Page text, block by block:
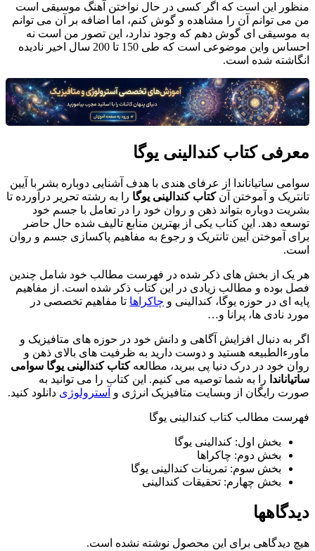
منظور این است که اگر کسی در حال نواختن آهنگ موسیقی است
من می توانم آن را مشاهده و گوش کنم، اما اضافه بر آن می توانم
به موسیقی ای گوش دهم که وجود ندارد، این تصور من است نه
احساس واین موضوعی است که طی 150 تا 200 سال اخیر نادیده
انگاشته شده است.
معرفی کتاب کندالینی یوگا
سوامی ساتیاناندا از عرفای هندی با هدف آشنایی دوباره بشر با آیین
تانتریک و آموختن آنکتاب کندالینی یوگا را به رشته تحریر درآورده تا
بشریت دوباره بتواند ذهن و روان خود را در تعامل با جسم خود
توسعه دهد. این کتاب یکی از بهترین منابع تالیف شده حال حاضر
برای آموختن آیین تانتریک و رجوع به مفاهیم پاکسازی جسم و روان
است.
هر یک از بخش های ذکر شده در فهرست مطالب خود شامل چندین
فصل بوده و مطالب زیادی در این کتاب ذکر شده است. از مفاهیم
پایه ای در حوزه یوگا، کندالینی و چاکراها تا مفاهیم تخصصی در
مورد نادی ها، پرانا و…
اگر به دنبال افزایش آگاهی و دانش خود در حوزه های متافیزیک و
ماورءالطبیعه هستید و دوست دارید به ظرفیت های بالای ذهن و
روان خود در درک دنیا پی ببرید، مطالعهکتاب کندالینی یوگا سوامی
ساتیاناندا را به شما توصیه می کنیم. این کتاب را می توانید به
صورت رایگان از وبسایت متافیزیک انرژی و آسترولوژی دانلود کنید.
فهرست مطالب کتاب کندالینی یوگا
بخش اول: کندالینی یوگا
بخش دوم: چاکراها
بخش سوم: تمرینات کندالینی یوگا
بخش چهارم: تحقیقات کندالینی
دیدگاهها
هیچ دیدگاهی برای این محصول نوشته نشده است.